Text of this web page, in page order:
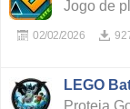
Jogo de
02/02/2026
LEGO
Proteja